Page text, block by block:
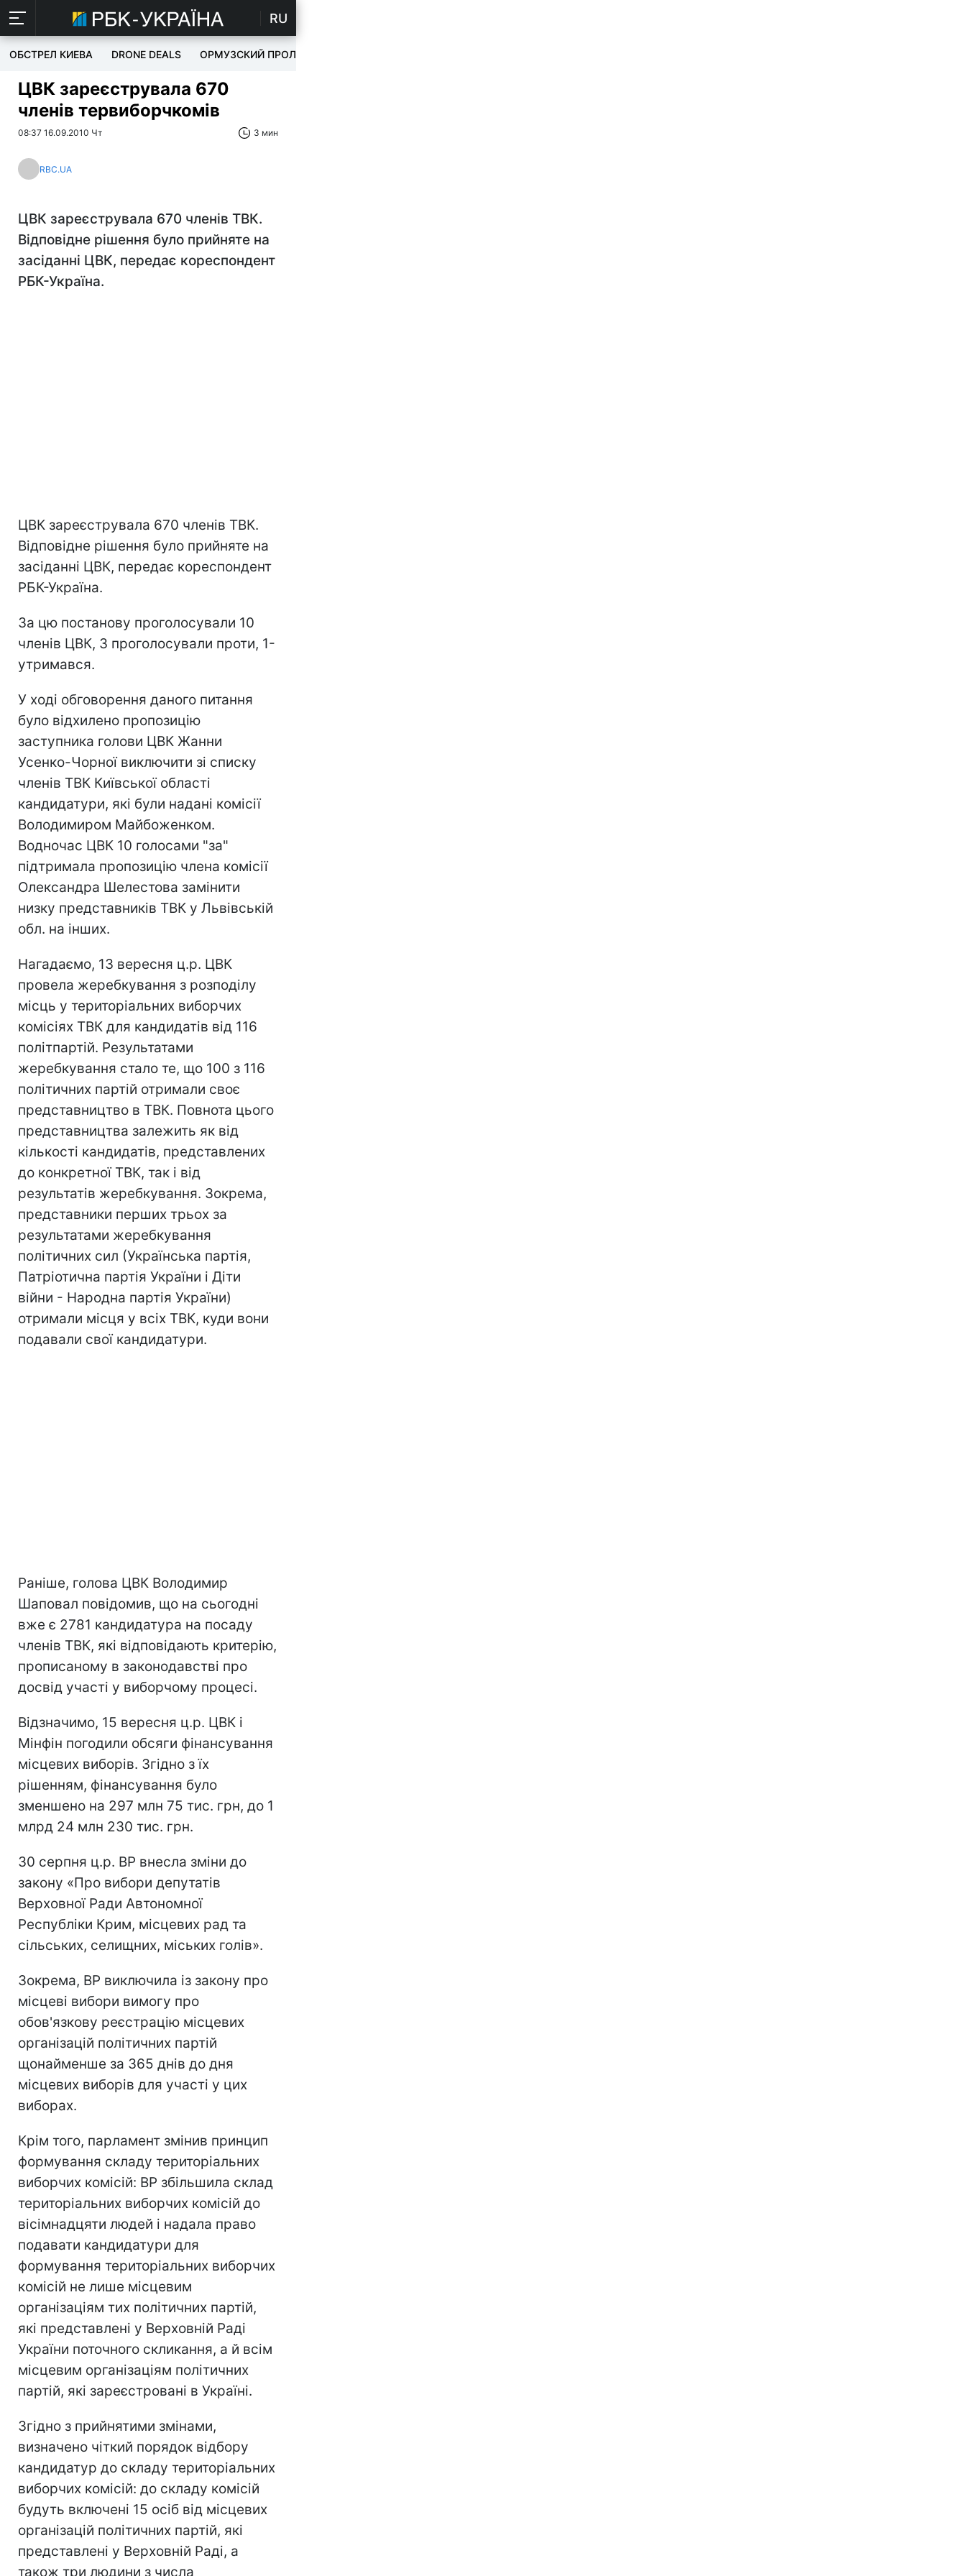
RU
ОБСТРЕЛ КИЕВА DRONE DEALS ОРМУЗСКИЙ ПРОЛИВ
ЦВК зареєструвала 670
членів тервиборчкомів
08:37 16.09.2010 Чт 3 мин
RBC.UA
ЦВК зареєструвала 670 членів ТВК.
Відповідне рішення було прийняте на
засіданні ЦВК, передає кореспондент
РБК-Україна.
ЦВК зареєструвала 670 членів ТВК.
Відповідне рішення було прийняте на
засіданні ЦВК, передає кореспондент
РБК-Україна.
За цю постанову проголосували 10
членів ЦВК, 3 проголосували проти, 1-
утримався.
У ході обговорення даного питання
було відхилено пропозицію
заступника голови ЦВК Жанни
Усенко-Чорної виключити зі списку
членів ТВК Київської області
кандидатури, які були надані комісії
Володимиром Майбоженком.
Водночас ЦВК 10 голосами "за"
підтримала пропозицію члена комісії
Олександра Шелестова замінити
низку представників ТВК у Львівській
обл. на інших.
Нагадаємо, 13 вересня ц.р. ЦВК
провела жеребкування з розподілу
місць у територіальних виборчих
комісіях ТВК для кандидатів від 116
політпартій. Результатами
жеребкування стало те, що 100 з 116
політичних партій отримали своє
представництво в ТВК. Повнота цього
представництва залежить як від
кількості кандидатів, представлених
до конкретної ТВК, так і від
результатів жеребкування. Зокрема,
представники перших трьох за
результатами жеребкування
політичних сил (Українська партія,
Патріотична партія України і Діти
війни - Народна партія України)
отримали місця у всіх ТВК, куди вони
подавали свої кандидатури.
Раніше, голова ЦВК Володимир
Шаповал повідомив, що на сьогодні
вже є 2781 кандидатура на посаду
членів ТВК, які відповідають критерію,
прописаному в законодавстві про
досвід участі у виборчому процесі.
Відзначимо, 15 вересня ц.р. ЦВК і
Мінфін погодили обсяги фінансування
місцевих виборів. Згідно з їх
рішенням, фінансування було
зменшено на 297 млн 75 тис. грн, до 1
млрд 24 млн 230 тис. грн.
30 серпня ц.р. ВР внесла зміни до
закону «Про вибори депутатів
Верховної Ради Автономної
Республіки Крим, місцевих рад та
сільських, селищних, міських голів».
Зокрема, ВР виключила із закону про
місцеві вибори вимогу про
обов'язкову реєстрацію місцевих
організацій політичних партій
щонайменше за 365 днів до дня
місцевих виборів для участі у цих
виборах.
Крім того, парламент змінив принцип
формування складу територіальних
виборчих комісій: ВР збільшила склад
територіальних виборчих комісій до
вісімнадцяти людей і надала право
подавати кандидатури для
формування територіальних виборчих
комісій не лише місцевим
організаціям тих політичних партій,
які представлені у Верховній Раді
України поточного скликання, а й всім
місцевим організаціям політичних
партій, які зареєстровані в Україні.
Згідно з прийнятими змінами,
визначено чіткий порядок відбору
кандидатур до складу територіальних
виборчих комісій: до складу комісій
будуть включені 15 осіб від місцевих
організацій політичних партій, які
представлені у Верховній Раді, а
також три людини з числа